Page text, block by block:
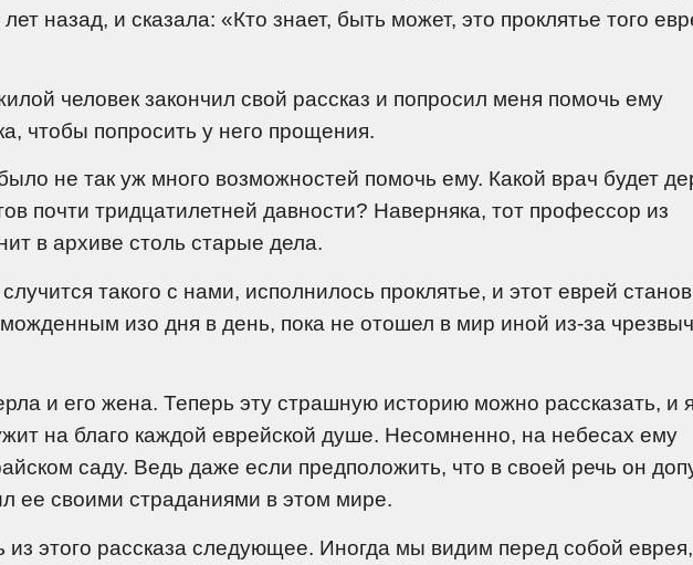
назад, и сказала: «Кто знает, быть может, это проклятье того
человек закончил свой рассказ и попросил меня помочь ему
чтобы попросить у него прощения.
не так уж много возможностей помочь ему. Какой врач будет
почти тридцатилетней давности? Наверняка, тот профессор из
в архиве столь старые дела.
такого с нами, исполнилось проклятье, и этот еврей
изо дня в день, пока не отошел в мир иной из-за
и его жена. Теперь эту страшную историю можно рассказать, и я
на благо каждой еврейской душе. Несомненно, на небесах ему
саду. Ведь даже если предположить, что в своей речь он
ее своими страданиями в этом мире.
этого рассказа следующее. Иногда мы видим перед собой еврея,